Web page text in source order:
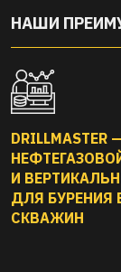
НАШИ
И
ДЛЯ
СКВАЖИН